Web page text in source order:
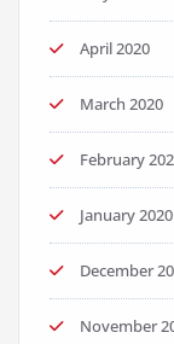
April 2020
March 2020
February
January 2020
December
November